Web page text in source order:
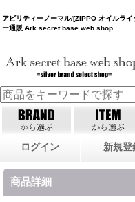
アビリティーノーマル/[ZIPPO オイルラ
ー通販 Ark secret base web shop
ログイン 新規登
商品詳細